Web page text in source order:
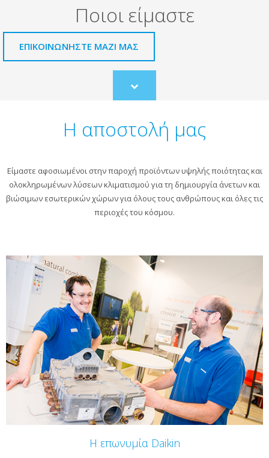
Ποιοι είμαστε
ΕΠΙΚΟΙΝΩΝΗΣΤΕ ΜΑΖΙ ΜΑΣ
Scroll
to
Η αποστολή μας
Είμαστε αφοσιωμένοι στην παροχή προϊόντων υψηλής ποιότητας και
ολοκληρωμένων λύσεων κλιματισμού για τη δημιουργία άνετων και
βιώσιμων εσωτερικών χώρων για όλους τους ανθρώπους και όλες τις
περιοχές του κόσμου.
Η επωνυμία Daikin